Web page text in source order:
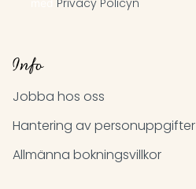
Privacy Policyn
Info
Jobba hos oss
Hantering av personuppgifter
Allmänna bokningsvillkor